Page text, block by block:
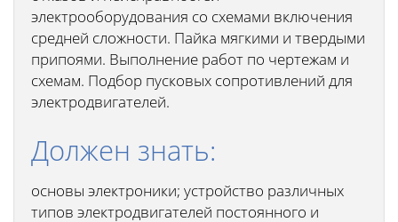
электрооборудования со схемами включения
средней сложности. Пайка мягкими и твердыми
припоями. Выполнение работ по чертежам и
схемам. Подбор пусковых сопротивлений для
электродвигателей.
Должен знать:
основы электроники; устройство различных
типов электродвигателей постоянного и